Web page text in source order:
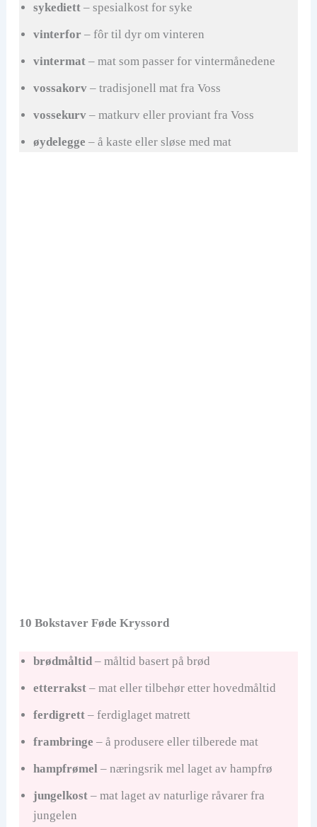
sykediett– spesialkost for syke
vinterfor – fôr til dyr om vinteren
vintermat– mat som passer for vintermånedene
vossakorv– tradisjonell mat fra Voss
vossekurv– matkurv eller proviant fra Voss
øydelegge – å kaste eller sløse med mat
10 Bokstaver Føde Kryssord
brødmåltid– måltid basert på brød
etterrakst– mat eller tilbehør etter hovedmåltid
ferdigrett– ferdiglaget matrett
frambringe – å produsere eller tilberede mat
hampfrømel– næringsrik mel laget av hampfrø
jungelkost– mat laget av naturlige råvarer fra
jungelen